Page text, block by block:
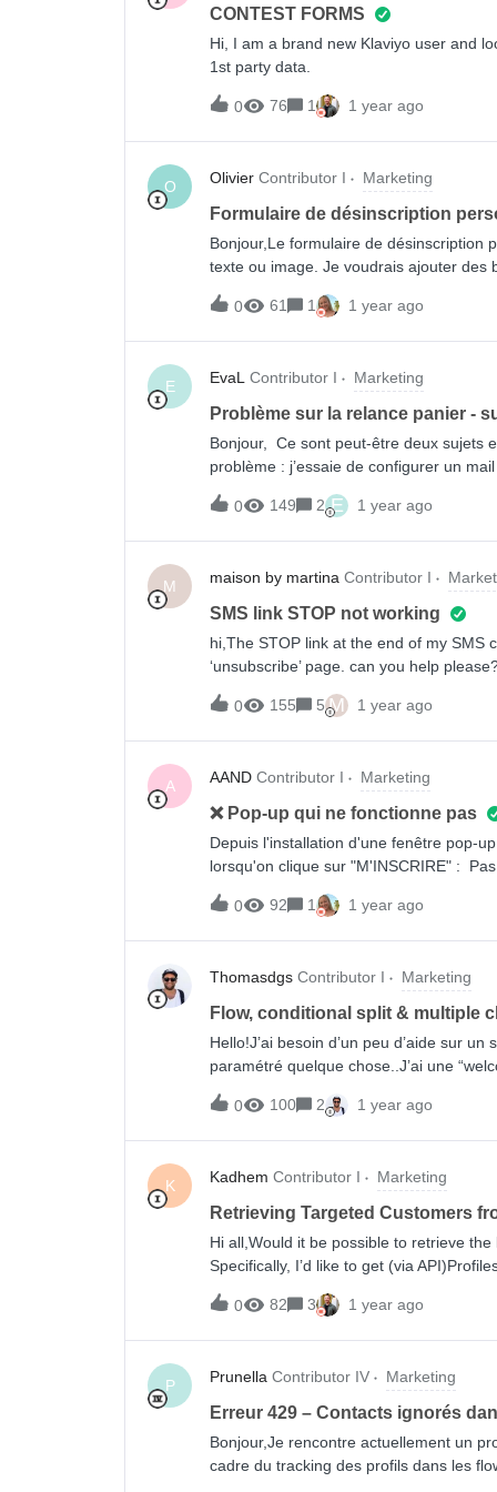
CONTEST FORMS
Hi, I am a brand new Klaviyo user and
1st party data.
0 76 1 1 year ago
O Olivier Contributor I Marketing
Formulaire de désinscription
Bonjour,Le formulaire de désinscription
texte ou image. Je voudrais ajouter des
le lien de l’email.Dans l’email, j’ai
donc 2 fois un lien vers 2 formulaire de
base dans mon email? MErci
0 61 1 1 year ago
E EvaL Contributor I Marketing
Problème sur la relance panier -
Bonjour, Ce sont peut-être deux sujets
problème : j’essaie de configurer un
principalement graphiquement, donc le
la preview : Et sur gmail : J’ai
que dans mon flux, l’URL de l’image
https, donc je ne comprends pas
: http://www.aesiel.com/img/p/1/5/9/5/9/
0 149 2 E 1 year ago
M maison by martina Contributor I
SMS link STOP not working
hi,The STOP link at the end of my SMS
‘unsubscribe’ page. can you help
0 155 5 M 1 year ago
A AAND Contributor I Marketing
❌ Pop-up qui ne fonctionne pas
Depuis l'installation d'une fenêtre pop-
lorsqu'on clique sur "M'INSCRIRE" :
dans les options de réussite, de faire en
0 92 1 1 year ago
Thomasdgs Contributor I Marketing
Flow, conditional split & multiple
Hello!J’ai besoin d’un peu d’aide sur
paramétré quelque chose..J’ai une
Klaviyo:Aujourd’hui je souhaite lancer
Ai-je raté une étape ?Merci 🤝
0 100 2 1 year ago
K Kadhem Contributor I Marketing
Retrieving Targeted Customers
Hi all,Would it be possible to retrieve
Specifically, I’d like to get (via
0
82 3 1 year ago
P Prunella Contributor IV Marketing
Erreur 429 – Contacts ignorés
Bonjour,Je rencontre actuellement un
cadre du tracking des profils dans les